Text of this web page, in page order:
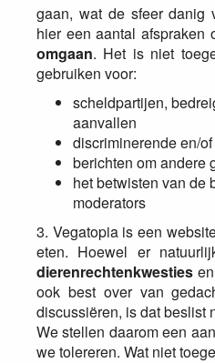
gaan, wat de sfeer danig
hier een aantal afspraken
omgaan. Het is niet
gebruiken voor:
scheldpartijen,
aanvallen
discriminerende en/
berichten om andere
het betwisten van de
moderators
3. Vegatopia is een
eten. Hoewel er
dierenrechtenkwesties en
ook best over van
discussiëren, is dat beslist
We stellen daarom een
we tolereren. Wat niet